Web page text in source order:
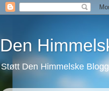
Den
Støtt Den Himmelske